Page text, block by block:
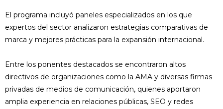
El programa incluyó paneles especializados en los que
expertos del sector analizaron estrategias comparativas de
marca y mejores prácticas para la expansión internacional.
Entre los ponentes destacados se encontraron altos
directivos de organizaciones como la AMA y diversas firmas
privadas de medios de comunicación, quienes aportaron
amplia experiencia en relaciones públicas, SEO y redes